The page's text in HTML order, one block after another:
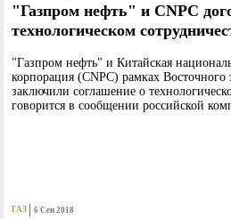
"Газпром нефть" и CNPC
технологическом
"Газпром нефть" и Китайская
корпорация (CNPC) рамках Восточного
заключили соглашение о
говорится в сообщении российской
ГАЗ 6 Сен 2018